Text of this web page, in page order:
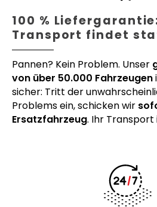
100 %
Transport findet
Pannen? Kein Problem. Unser
von über 50.000 Fahrzeugen
sicher: Tritt der
Problems ein, schicken wir
Ersatzfahrzeug. Ihr